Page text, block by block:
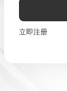
立即注册